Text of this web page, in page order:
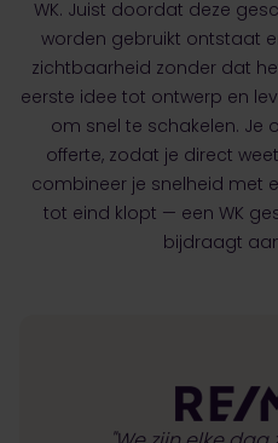
WK. Juist doordat deze
worden gebruikt ontstaat
zichtbaarheid zonder dat
eerste idee tot ontwerp en
om snel te schakelen. Je
offerte, zodat je direct
combineer je snelheid met
tot eind klopt — een WK
bijdraagt